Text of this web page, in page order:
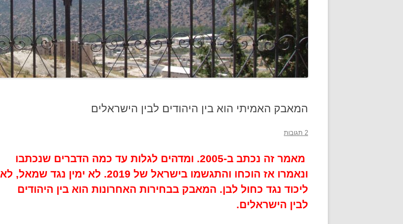
המאבק האמיתי הוא בין היהודים לבין הישראלים
2 תגובות
מאמר זה נכתב ב-2005. ומדהים לגלות עד כמה הדברים שנכתבו
ונאמרו אז הוכחו והתגשמו בישראל של 2019. לא ימין נגד שמאל, לא
ליכוד נגד כחול לבן. המאבק בבחירות האחרונות הוא בין היהודים
לבין הישראלים.